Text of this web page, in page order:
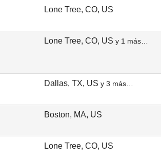
Lone Tree, CO, US
Lone Tree, CO, US y 1 más…
Dallas, TX, US y 3 más…
Boston, MA, US
Lone Tree, CO, US